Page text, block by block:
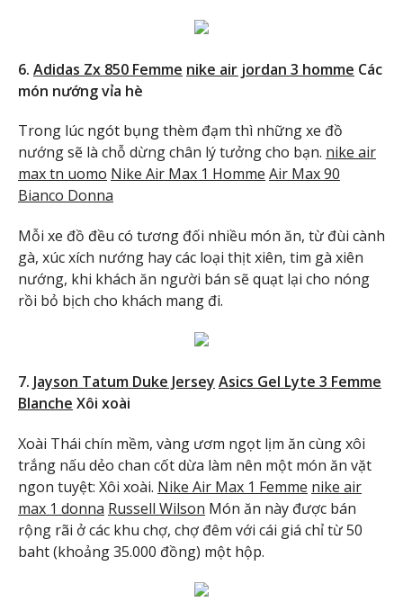
6. Adidas Zx 850 Femme nike air jordan 3 homme Các
món nướng vỉa hè
Trong lúc ngót bụng thèm đạm thì những xe đồ
nướng sẽ là chỗ dừng chân lý tưởng cho bạn. nike air
max tn uomo Nike Air Max 1 Homme Air Max 90
Bianco Donna
Mỗi xe đồ đều có tương đối nhiều món ăn, từ đùi cành
gà, xúc xích nướng hay các loại thịt xiên, tim gà xiên
nướng, khi khách ăn người bán sẽ quạt lại cho nóng
rồi bỏ bịch cho khách mang đi.
7. Jayson Tatum Duke Jersey Asics Gel Lyte 3 Femme
Blanche Xôi xoài
Xoài Thái chín mềm, vàng ươm ngọt lịm ăn cùng xôi
trắng nấu dẻo chan cốt dừa làm nên một món ăn vặt
ngon tuyệt: Xôi xoài. Nike Air Max 1 Femme nike air
max 1 donna Russell Wilson Món ăn này được bán
rộng rãi ở các khu chợ, chợ đêm với cái giá chỉ từ 50
baht (khoảng 35.000 đồng) một hộp.